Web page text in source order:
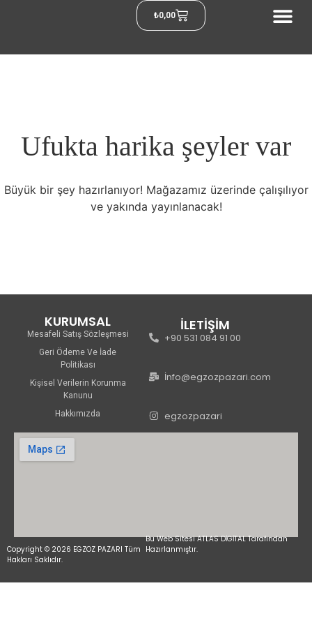
₺0,00
Ufukta harika şeyler var
Büyük bir şey hazırlanıyor! Mağazamız üzerinde çalışılıyor
ve yakında yayınlanacak!
KURUMSAL
Mesafeli Satış Sözleşmesi
Geri Ödeme Ve İade
Politikası
Kişisel Verilerin Korunma
Kanunu
Hakkımızda
İLETİŞİM
+90 531 084 91 00
İnfo@egzozpazari.com
egzozpazari
Copyright © 2026 EGZOZ PAZARI Tüm
Hakları Saklıdır.
Bu Web Sitesi ATLAS DİGİTAL Tarafından
Hazırlanmıştır.